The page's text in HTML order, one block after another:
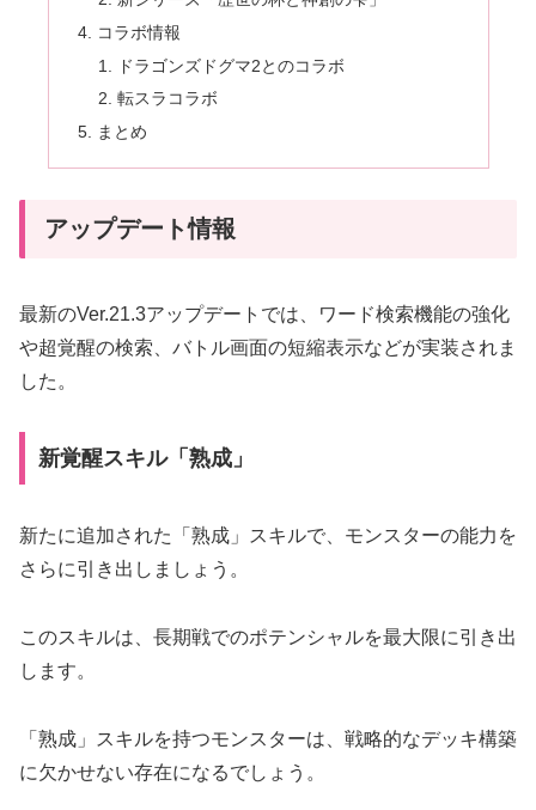
コラボ情報
ドラゴンズドグマ2とのコラボ
転スラコラボ
まとめ
アップデート情報
最新のVer.21.3アップデートでは、ワード検索機能の強化
や超覚醒の検索、バトル画面の短縮表示などが実装されま
した。
新覚醒スキル「熟成」
新たに追加された「熟成」スキルで、モンスターの能力を
さらに引き出しましょう。
このスキルは、長期戦でのポテンシャルを最大限に引き出
します。
「熟成」スキルを持つモンスターは、戦略的なデッキ構築
に欠かせない存在になるでしょう。